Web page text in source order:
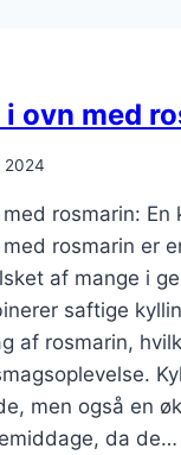
ovn med
2024
rosmarin: En
rosmarin er
af mange i
saftige
af rosmarin,
men også en
da de…